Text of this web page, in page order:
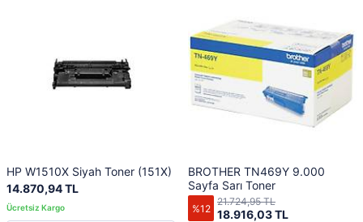
HP W1510X Siyah Toner (151X)
14.870,94 TL
BROTHER TN469Y 9.000
Sayfa Sarı Toner
%12 18.916,03 TL
21.724,95 TL